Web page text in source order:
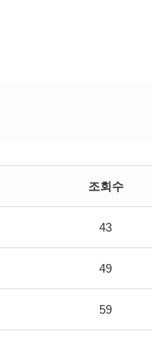
조회수
43
49
59